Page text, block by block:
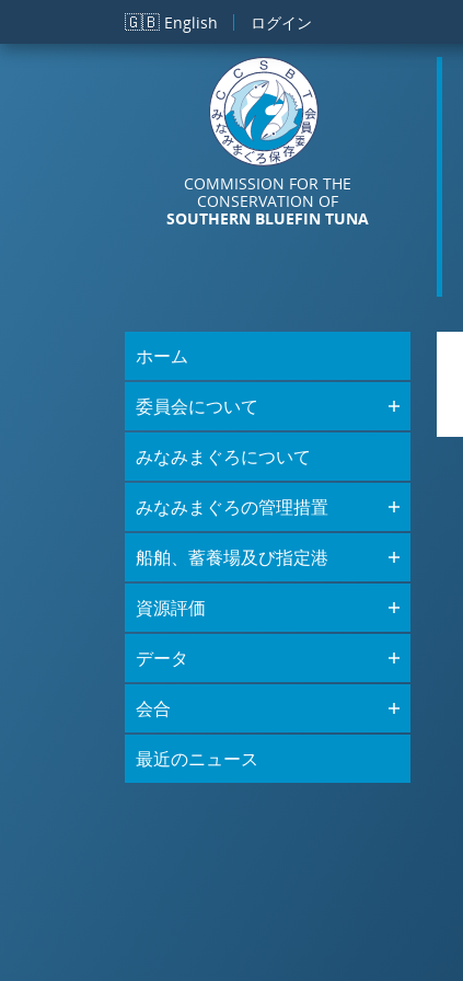
メインコンテンツに移動
🇬🇧 English ログイン
COMMISSION FOR THE
CONSERVATION OF
SOUTHERN BLUEFIN TUNA
ホーム
委員会について
みなみまぐろについて
みなみまぐろの管理措置
船舶、蓄養場及び指定港
資源評価
データ
会合
最近のニュース